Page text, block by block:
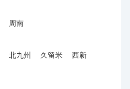
周南
北九州 久留米 西新